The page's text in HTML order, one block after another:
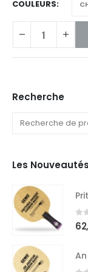
COULEURS
Recherche
Les Nouveautés
0